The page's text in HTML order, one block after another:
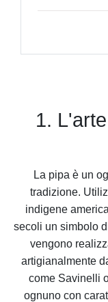
1.
La pipa è un
tradizione.
indigene
secoli un simbolo
vengono
artigianalmente
come Savinelli
ognuno con